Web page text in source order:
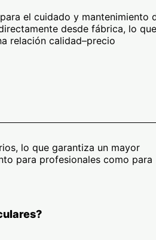
el cuidado y mantenimiento
desde fábrica, lo que
relación calidad–precio
lo que garantiza un mayor
para profesionales como para